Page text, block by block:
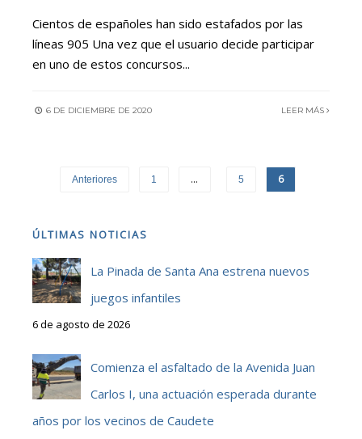
Cientos de españoles han sido estafados por las
líneas 905 Una vez que el usuario decide participar
en uno de estos concursos...
6 DE DICIEMBRE DE 2020 LEER MÁS
Anteriores 1 … 5 6
ÚLTIMAS NOTICIAS
La Pinada de Santa Ana estrena nuevos
juegos infantiles
6 de agosto de 2026
Comienza el asfaltado de la Avenida Juan
Carlos I, una actuación esperada durante
años por los vecinos de Caudete